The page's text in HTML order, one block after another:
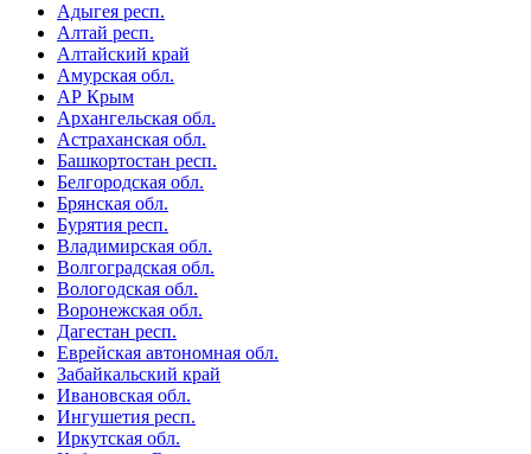
Адыгея респ.
Алтай респ.
Алтайский край
Амурская обл.
АР Крым
Архангельская обл.
Астраханская обл.
Башкортостан респ.
Белгородская обл.
Брянская обл.
Бурятия респ.
Владимирская обл.
Волгоградская обл.
Вологодская обл.
Воронежская обл.
Дагестан респ.
Еврейская автономная обл.
Забайкальский край
Ивановская обл.
Ингушетия респ.
Иркутская обл.